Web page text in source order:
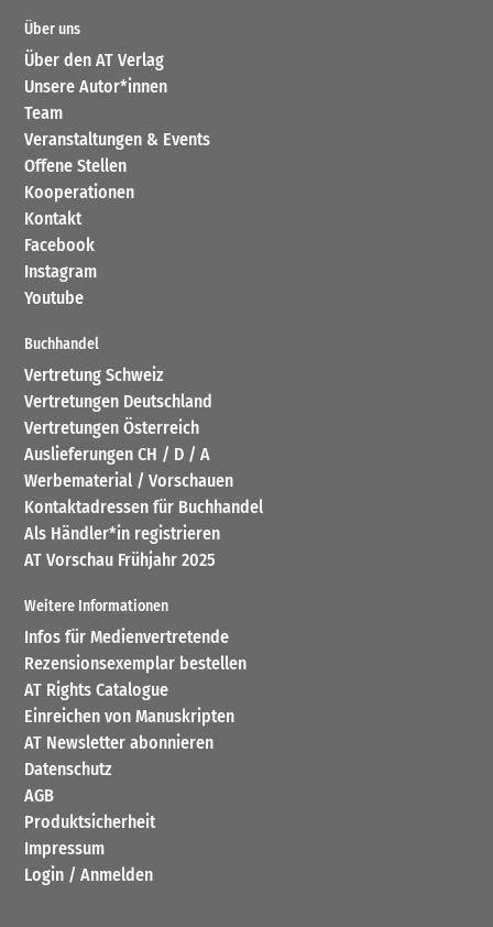
Über uns
Über den AT Verlag
Unsere Autor*innen
Team
Veranstaltungen & Events
Offene Stellen
Kooperationen
Kontakt
Facebook
Instagram
Youtube
Buchhandel
Vertretung Schweiz
Vertretungen Deutschland
Vertretungen Österreich
Auslieferungen CH / D / A
Werbematerial / Vorschauen
Kontaktadressen für Buchhandel
Als Händler*in registrieren
AT Vorschau Frühjahr 2025
Weitere Informationen
Infos für Medienvertretende
Rezensionsexemplar bestellen
AT Rights Catalogue
Einreichen von Manuskripten
AT Newsletter abonnieren
Datenschutz
AGB
Produktsicherheit
Impressum
Login / Anmelden